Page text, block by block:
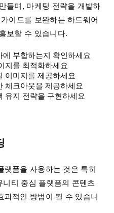
들며, 마케팅 전략을 개발하
이드를 보완하는 하드웨어
보할 수 있습니다.
에 부합하는지 확인하세요
지를 최적화하세요
이미지를 제공하세요
체크아웃을 제공하세요
유지 전략을 구현하세요
랫폼을 사용하는 것은 특히
니티 중심 플랫폼의 콘텐츠
과적인 방법이 될 수 있습니